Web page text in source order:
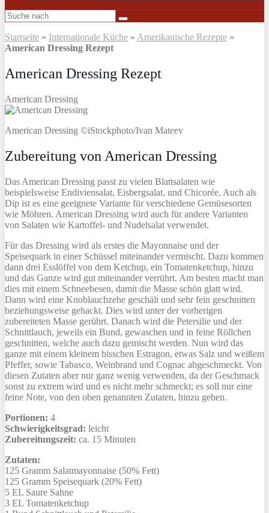
Startseite » Internationale Küche » Amerikanische Rezepte »
American Dressing Rezept
American Dressing Rezept
American Dressing
American Dressing ©iStockphoto/Ivan Mateev
Zubereitung von American Dressing
Das American Dressing passt zu vielen Blattsalaten wie
beispielsweise Endiviensalat, Eisbergsalat, und Chicorée. Auch als
Dip ist es eine geeignete Variante für verschiedene Gemüsesorten
wie Möhren. American Dressing wird auch für andere Varianten
von Salaten wie Kartoffel- und Nudelsalat verwendet.
Für das Dressing wird als erstes die Mayonnaise und der
Speisequark in einer Schüssel miteinander vermischt. Dazu kommen
dann drei Esslöffel von dem Ketchup, ein Tomatenketchup, hinzu
und das Ganze wird gut miteinander verrührt. Am besten macht man
dies mit einem Schneebesen, damit die Masse schön glatt wird.
Dann wird eine Knoblauchzehe geschält und sehr fein geschnitten
beziehungsweise gehackt. Dies wird unter der vorherigen
zubereiteten Masse gerührt. Danach wird die Petersilie und der
Schnittlauch, jeweils ein Bund, gewaschen und in feine Röllchen
geschnitten, welche auch dazu gemischt werden. Nun wird das
ganze mit einem kleinem bisschen Estragon, etwas Salz und weißem
Pfeffer, sowie Tabasco, Weinbrand und Cognac abgeschmeckt. Von
diesen Zutaten aber nur ganz wenig verwenden, da der Geschmack
sonst zu extrem wird und es nicht mehr schmeckt; es soll nur eine
feine Note, von den oben genannten Zutaten, hinzu geben.
Portionen: 4
Schwierigkeitsgrad: leicht
Zubereitungszeit: ca. 15 Minuten
Zutaten:
125 Gramm Salatmayonnaise (50% Fett)
125 Gramm Speisequark (20% Fett)
5 EL Saure Sahne
3 EL Tomatenketchup